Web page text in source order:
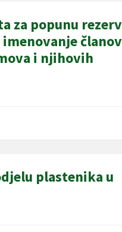
za popunu
i njihovih
plastenika u